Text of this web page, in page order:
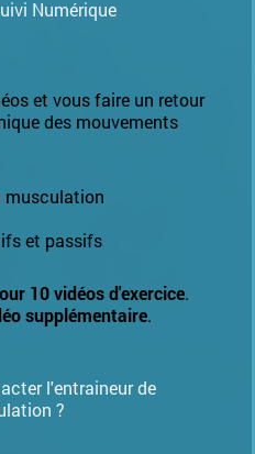
Numérique
et vous faire un retour
des mouvements
musculation
et passifs
10 vidéos d'exercice.
supplémentaire.
l'entraineur de
?